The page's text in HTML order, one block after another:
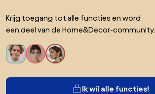
Krijg toegang tot alle functies en word
een deel van de Home&Decor-community.
Ik wil alle functies!